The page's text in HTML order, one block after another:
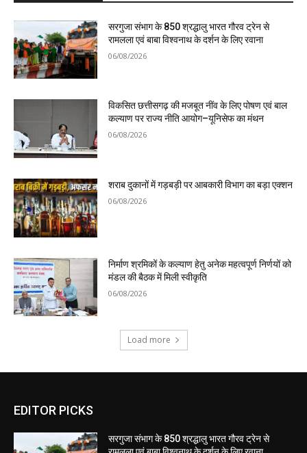
सरगुजा संभाग के 850 श्रद्धालु भारत गौरव ट्रेन से
रामलला एवं बाबा विश्वनाथ के दर्शन के लिए रवाना
06/08/2026
विकसित छत्तीसगढ़ की मजबूत नींव के लिए पोषण एवं बाल
कल्याण पर राज्य नीति आयोग–यूनिसेफ का मंथन
06/08/2026
शराब दुकानों में गड़बड़ी पर आबकारी विभाग का बड़ा एक्शन
06/08/2026
निर्माण श्रमिकों के कल्याण हेतु अनेक महत्वपूर्ण निर्णयों को
मंडल की बैठक में मिली स्वीकृति
06/08/2026
Load more
EDITOR PICKS
सरगुजा संभाग के 850 श्रद्धालु भारत गौरव ट्रेन से